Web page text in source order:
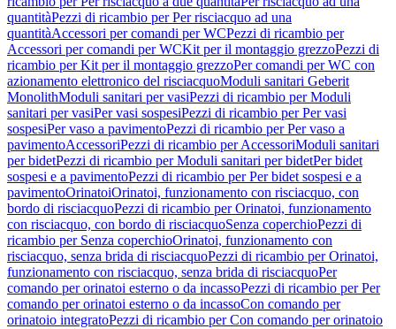
quantitàPezzi di ricambio per Per risciacquo ad una
quantitàAccessori per comandi per WCPezzi di ricambio per
Accessori per comandi per WCKit per il montaggio grezzoPezzi di
ricambio per Kit per il montaggio grezzoPer comandi per WC con
azionamento elettronico del risciacquoModuli sanitari Geberit
MonolithModuli sanitari per vasiPezzi di ricambio per Moduli
sanitari per vasiPer vasi sospesiPezzi di ricambio per Per vasi
sospesiPer vaso a pavimentoPezzi di ricambio per Per vaso a
pavimentoAccessoriPezzi di ricambio per AccessoriModuli sanitari
per bidetPezzi di ricambio per Moduli sanitari per bidetPer bidet
sospesi e a pavimentoPezzi di ricambio per Per bidet sospesi e a
pavimentoOrinatoiOrinatoi, funzionamento con risciacquo, con
bordo di risciacquoPezzi di ricambio per Orinatoi, funzionamento
con risciacquo, con bordo di risciacquoSenza coperchioPezzi di
ricambio per Senza coperchioOrinatoi, funzionamento con
risciacquo, senza brida di risciacquoPezzi di ricambio per Orinatoi,
funzionamento con risciacquo, senza brida di risciacquoPer
comando per orinatoi esterno o da incassoPezzi di ricambio per Per
comando per orinatoi esterno o da incassoCon comando per
orinatoio integratoPezzi di ricambio per Con comando per orinatoio